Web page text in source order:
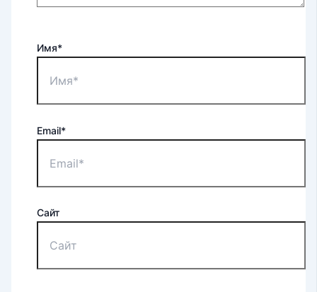
Имя*
Email*
Сайт